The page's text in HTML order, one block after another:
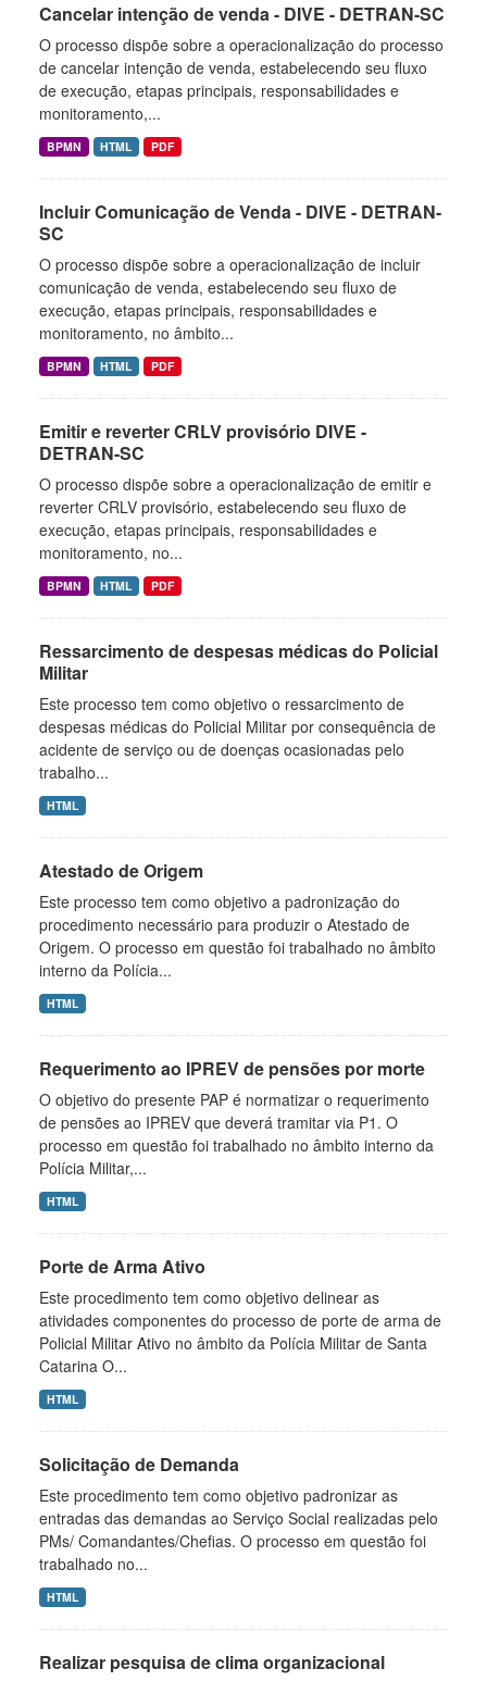
Cancelar intenção de venda - DIVE - DETRAN-SC
O processo dispõe sobre a operacionalização do processo
de cancelar intenção de venda, estabelecendo seu fluxo
de execução, etapas principais, responsabilidades e
monitoramento,...
BPMN HTML PDF
Incluir Comunicação de Venda - DIVE - DETRAN-
SC
O processo dispõe sobre a operacionalização de incluir
comunicação de venda, estabelecendo seu fluxo de
execução, etapas principais, responsabilidades e
monitoramento, no âmbito...
BPMN HTML PDF
Emitir e reverter CRLV provisório DIVE -
DETRAN-SC
O processo dispõe sobre a operacionalização de emitir e
reverter CRLV provisório, estabelecendo seu fluxo de
execução, etapas principais, responsabilidades e
monitoramento, no...
BPMN HTML PDF
Ressarcimento de despesas médicas do Policial
Militar
Este processo tem como objetivo o ressarcimento de
despesas médicas do Policial Militar por consequência de
acidente de serviço ou de doenças ocasionadas pelo
trabalho...
HTML
Atestado de Origem
Este processo tem como objetivo a padronização do
procedimento necessário para produzir o Atestado de
Origem. O processo em questão foi trabalhado no âmbito
interno da Polícia...
HTML
Requerimento ao IPREV de pensões por morte
O objetivo do presente PAP é normatizar o requerimento
de pensões ao IPREV que deverá tramitar via P1. O
processo em questão foi trabalhado no âmbito interno da
Polícia Militar,...
HTML
Porte de Arma Ativo
Este procedimento tem como objetivo delinear as
atividades componentes do processo de porte de arma de
Policial Militar Ativo no âmbito da Polícia Militar de Santa
Catarina O...
HTML
Solicitação de Demanda
Este procedimento tem como objetivo padronizar as
entradas das demandas ao Serviço Social realizadas pelo
PMs/ Comandantes/Chefias. O processo em questão foi
trabalhado no...
HTML
Realizar pesquisa de clima organizacional